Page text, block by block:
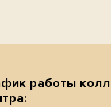
работы колл